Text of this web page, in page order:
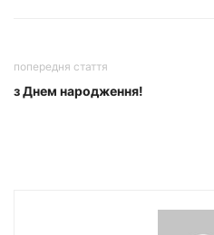
попередня стаття
з Днем народження!